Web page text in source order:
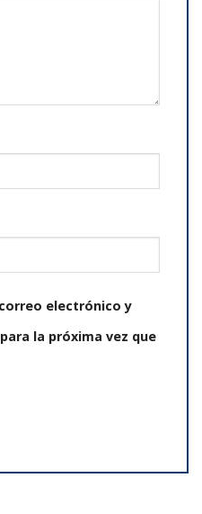
electrónico y
la próxima vez que